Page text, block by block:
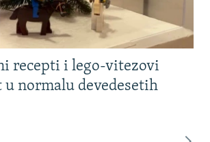
recepti i lego-vitezovi
normalu devedesetih